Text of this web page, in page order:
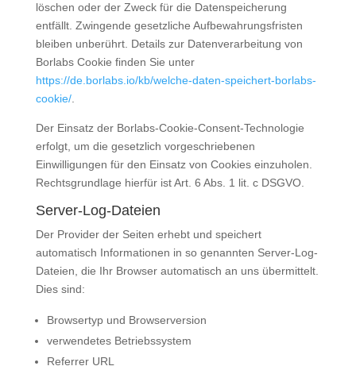
löschen oder der Zweck für die Datenspeicherung
entfällt. Zwingende gesetzliche Aufbewahrungsfristen
bleiben unberührt. Details zur Datenverarbeitung von
Borlabs Cookie finden Sie unter
https://de.borlabs.io/kb/welche-daten-speichert-borlabs-
cookie/.
Der Einsatz der Borlabs-Cookie-Consent-Technologie
erfolgt, um die gesetzlich vorgeschriebenen
Einwilligungen für den Einsatz von Cookies einzuholen.
Rechtsgrundlage hierfür ist Art. 6 Abs. 1 lit. c DSGVO.
Server-Log-Dateien
Der Provider der Seiten erhebt und speichert
automatisch Informationen in so genannten Server-Log-
Dateien, die Ihr Browser automatisch an uns übermittelt.
Dies sind:
Browsertyp und Browserversion
verwendetes Betriebssystem
Referrer URL